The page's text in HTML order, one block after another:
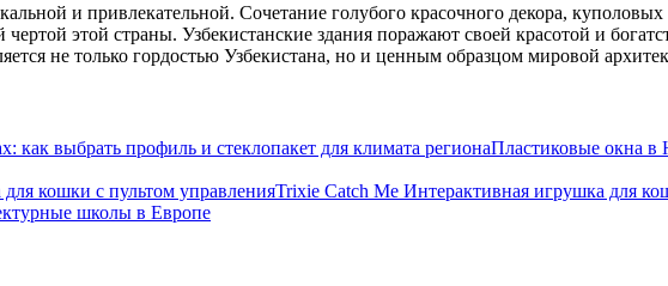
и привлекательной. Сочетание голубого красочного декора,
этой страны. Узбекистанские здания поражают своей красотой и
не только гордостью Узбекистана, но и ценным образцом мировой
Пластиковые окна в
Trixie Catch Me Интерактивная игрушка для
школы в Европе